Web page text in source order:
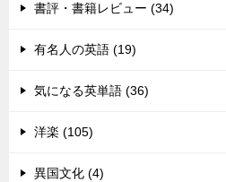
書評・書籍レビュー (34)
有名人の英語 (19)
気になる英単語 (36)
洋楽 (105)
異国文化 (4)